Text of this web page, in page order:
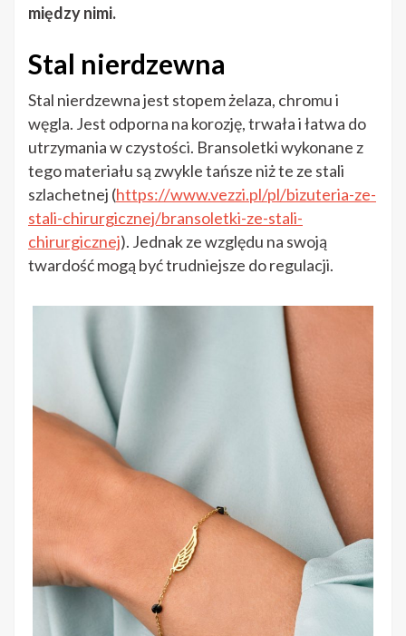
między nimi.
Stal nierdzewna
Stal nierdzewna jest stopem żelaza, chromu i
węgla. Jest odporna na korozję, trwała i łatwa do
utrzymania w czystości. Bransoletki wykonane z
tego materiału są zwykle tańsze niż te ze stali
szlachetnej (https://www.vezzi.pl/pl/bizuteria-ze-
stali-chirurgicznej/bransoletki-ze-stali-
chirurgicznej). Jednak ze względu na swoją
twardość mogą być trudniejsze do regulacji.